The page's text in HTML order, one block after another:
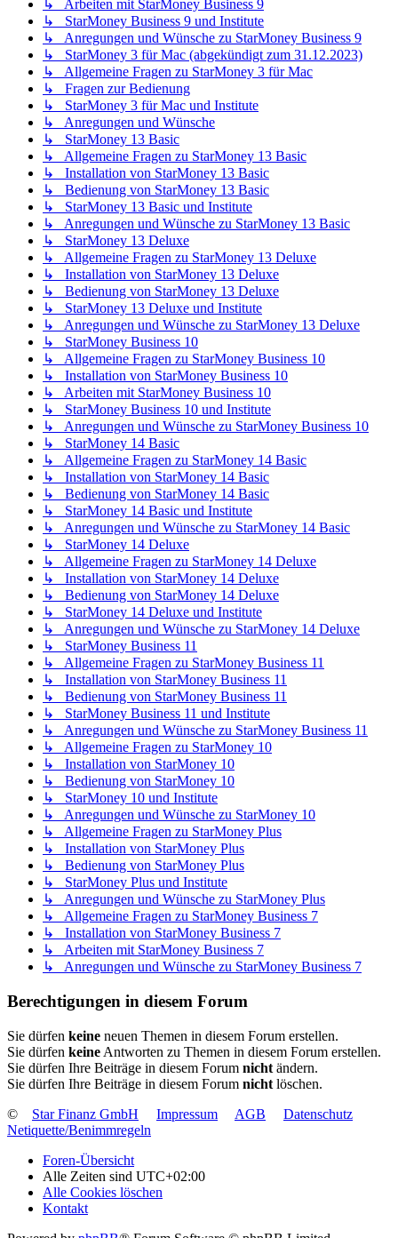
↳ Arbeiten mit StarMoney Business 9
↳ StarMoney Business 9 und Institute
↳ Anregungen und Wünsche zu StarMoney Business 9
↳ StarMoney 3 für Mac (abgekündigt zum 31.12.2023)
↳ Allgemeine Fragen zu StarMoney 3 für Mac
↳ Fragen zur Bedienung
↳ StarMoney 3 für Mac und Institute
↳ Anregungen und Wünsche
↳ StarMoney 13 Basic
↳ Allgemeine Fragen zu StarMoney 13 Basic
↳ Installation von StarMoney 13 Basic
↳ Bedienung von StarMoney 13 Basic
↳ StarMoney 13 Basic und Institute
↳ Anregungen und Wünsche zu StarMoney 13 Basic
↳ StarMoney 13 Deluxe
↳ Allgemeine Fragen zu StarMoney 13 Deluxe
↳ Installation von StarMoney 13 Deluxe
↳ Bedienung von StarMoney 13 Deluxe
↳ StarMoney 13 Deluxe und Institute
↳ Anregungen und Wünsche zu StarMoney 13 Deluxe
↳ StarMoney Business 10
↳ Allgemeine Fragen zu StarMoney Business 10
↳ Installation von StarMoney Business 10
↳ Arbeiten mit StarMoney Business 10
↳ StarMoney Business 10 und Institute
↳ Anregungen und Wünsche zu StarMoney Business 10
↳ StarMoney 14 Basic
↳ Allgemeine Fragen zu StarMoney 14 Basic
↳ Installation von StarMoney 14 Basic
↳ Bedienung von StarMoney 14 Basic
↳ StarMoney 14 Basic und Institute
↳ Anregungen und Wünsche zu StarMoney 14 Basic
↳ StarMoney 14 Deluxe
↳ Allgemeine Fragen zu StarMoney 14 Deluxe
↳ Installation von StarMoney 14 Deluxe
↳ Bedienung von StarMoney 14 Deluxe
↳ StarMoney 14 Deluxe und Institute
↳ Anregungen und Wünsche zu StarMoney 14 Deluxe
↳ StarMoney Business 11
↳ Allgemeine Fragen zu StarMoney Business 11
↳ Installation von StarMoney Business 11
↳ Bedienung von StarMoney Business 11
↳ StarMoney Business 11 und Institute
↳ Anregungen und Wünsche zu StarMoney Business 11
↳ Allgemeine Fragen zu StarMoney 10
↳ Installation von StarMoney 10
↳ Bedienung von StarMoney 10
↳ StarMoney 10 und Institute
↳ Anregungen und Wünsche zu StarMoney 10
↳ Allgemeine Fragen zu StarMoney Plus
↳ Installation von StarMoney Plus
↳ Bedienung von StarMoney Plus
↳ StarMoney Plus und Institute
↳ Anregungen und Wünsche zu StarMoney Plus
↳ Allgemeine Fragen zu StarMoney Business 7
↳ Installation von StarMoney Business 7
↳ Arbeiten mit StarMoney Business 7
↳ Anregungen und Wünsche zu StarMoney Business 7
Berechtigungen in diesem Forum
Sie dürfen keine neuen Themen in diesem Forum erstellen.
Sie dürfen keine Antworten zu Themen in diesem Forum erstellen.
Sie dürfen Ihre Beiträge in diesem Forum nicht ändern.
Sie dürfen Ihre Beiträge in diesem Forum nicht löschen.
©
Star Finanz GmbH Impressum AGB
Datenschutz
Netiquette/Benimmregeln
Foren-Übersicht
Alle Zeiten sind UTC+02:00
Alle Cookies löschen
Kontakt